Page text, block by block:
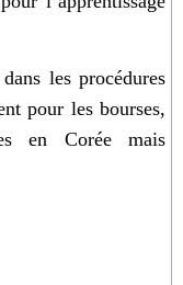
les procédures
pour les bourses,
en Corée mais